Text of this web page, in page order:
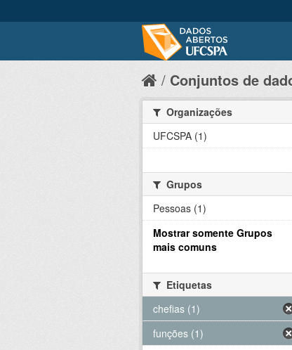
Conjuntos de
Organizações
UFCSPA (1)
Grupos
Pessoas (1)
Mostrar somente Grupos
mais comuns
Etiquetas
chefias (1)
funções (1)